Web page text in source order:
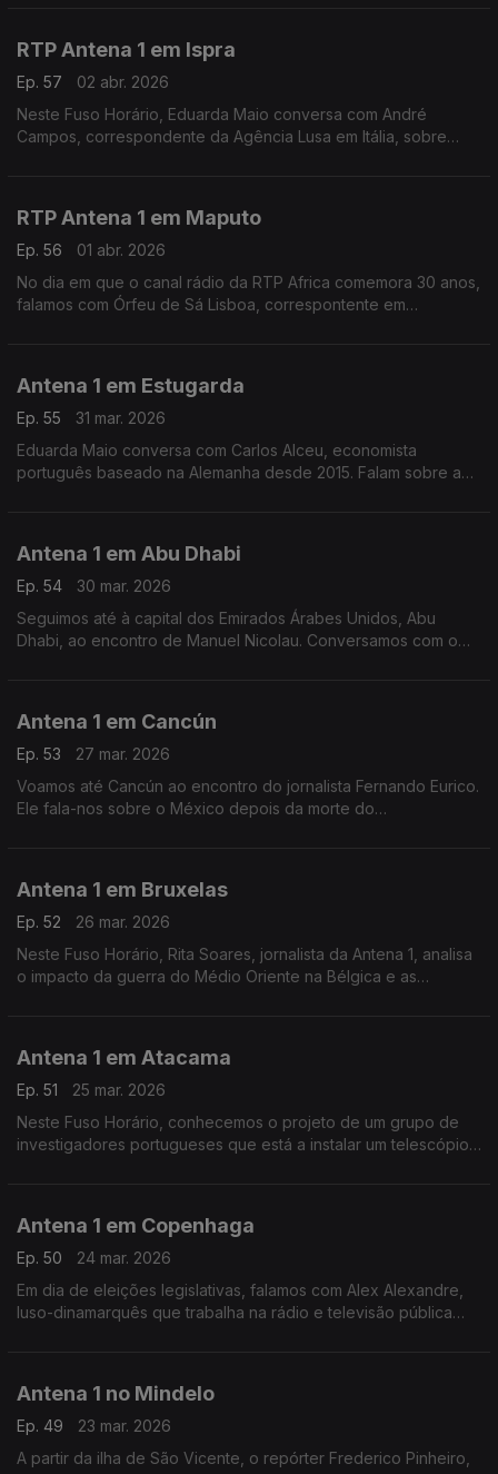
RTP Antena 1 em Ispra
Ep. 57
02 abr. 2026
Neste Fuso Horário, Eduarda Maio conversa com André
Campos, correspondente da Agência Lusa em Itália, sobre
RTP Antena 1 em Maputo
Ep. 56
01 abr. 2026
No dia em que o canal rádio da RTP Africa comemora 30 anos,
falamos com Órfeu de Sá Lisboa, correspontente em
Antena 1 em Estugarda
Ep. 55
31 mar. 2026
Eduarda Maio conversa com Carlos Alceu, economista
português baseado na Alemanha desde 2015. Falam sobre a
Antena 1 em Abu Dhabi
Ep. 54
30 mar. 2026
Seguimos até à capital dos Emirados Árabes Unidos, Abu
Dhabi, ao encontro de Manuel Nicolau. Conversamos com o
Antena 1 em Cancún
Ep. 53
27 mar. 2026
Voamos até Cancún ao encontro do jornalista Fernando Eurico.
Ele fala-nos sobre o México depois da morte do
Antena 1 em Bruxelas
Ep. 52
26 mar. 2026
Neste Fuso Horário, Rita Soares, jornalista da Antena 1, analisa
o impacto da guerra do Médio Oriente na Bélgica e as
Antena 1 em Atacama
Ep. 51
25 mar. 2026
Neste Fuso Horário, conhecemos o projeto de um grupo de
investigadores portugueses que está a instalar um telescópio
Antena 1 em Copenhaga
Ep. 50
24 mar. 2026
Em dia de eleições legislativas, falamos com Alex Alexandre,
luso-dinamarquês que trabalha na rádio e televisão pública
Antena 1 no Mindelo
Ep. 49
23 mar. 2026
A partir da ilha de São Vicente, o repórter Frederico Pinheiro,